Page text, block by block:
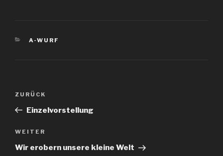
KATEGORIEN
A-WURF
Beitragsnavigation
Vorheriger
Beitrag
ZURÜCK
Einzelvorstellung
Nächster
Beitrag
WEITER
Wir erobern unsere kleine Welt